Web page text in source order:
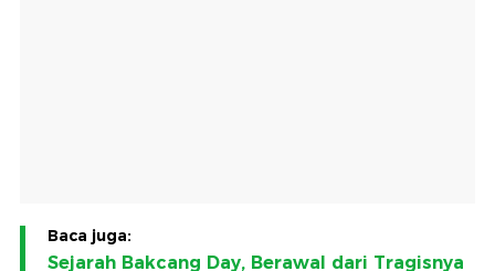
Baca juga:
Sejarah Bakcang Day, Berawal dari Tragisnya